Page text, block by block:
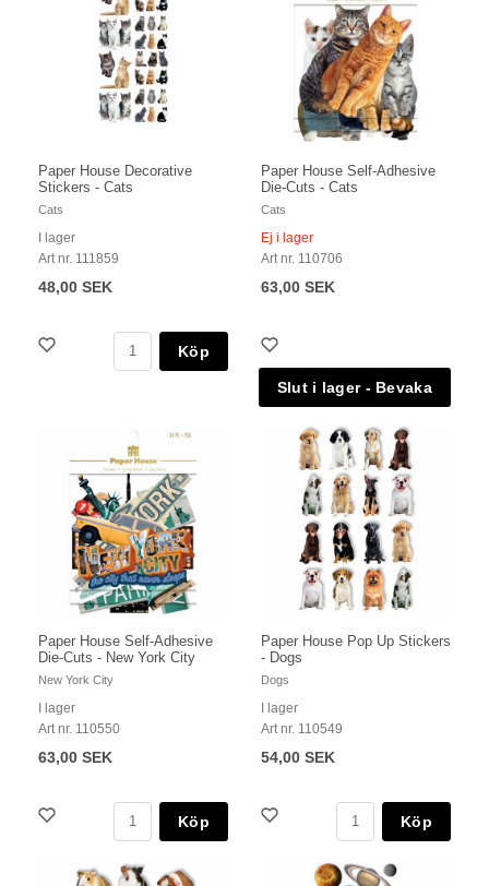
Paper House Decorative
Stickers - Cats
Cats
I lager
Art nr. 111859
48,00 SEK
Köp
Paper House Self-Adhesive
Die-Cuts - Cats
Cats
Ej i lager
Art nr. 110706
63,00 SEK
Paper House Self-Adhesive
Die-Cuts - New York City
New York City
I lager
Art nr. 110550
63,00 SEK
Köp
Paper House Pop Up Stickers
- Dogs
Dogs
I lager
Art nr. 110549
54,00 SEK
Köp